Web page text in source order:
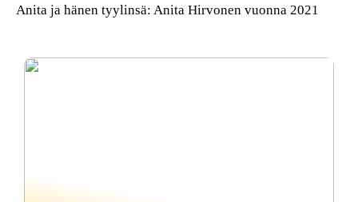
Anita ja hänen tyylinsä: Anita Hirvonen vuonna 2021